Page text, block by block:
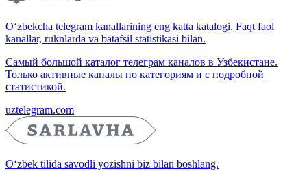
O‘zbekcha telegram kanallarining eng katta katalogi. Faqt faol
kanallar, ruknlarda va batafsil statistikasi bilan.
Самый большой каталог телеграм каналов в Узбекистане.
Только активные каналы по категориям и с подробной
статистикой.
uztelegram.com
O‘zbek tilida savodli yozishni biz bilan boshlang.